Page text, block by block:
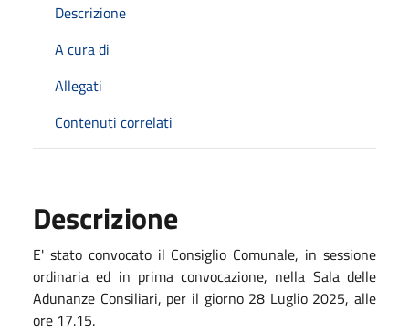
Descrizione
A cura di
Allegati
Contenuti correlati
Descrizione
E' stato convocato il Consiglio Comunale, in sessione
ordinaria ed in prima convocazione, nella Sala delle
Adunanze Consiliari, per il giorno 28 Luglio 2025, alle
ore 17.15.